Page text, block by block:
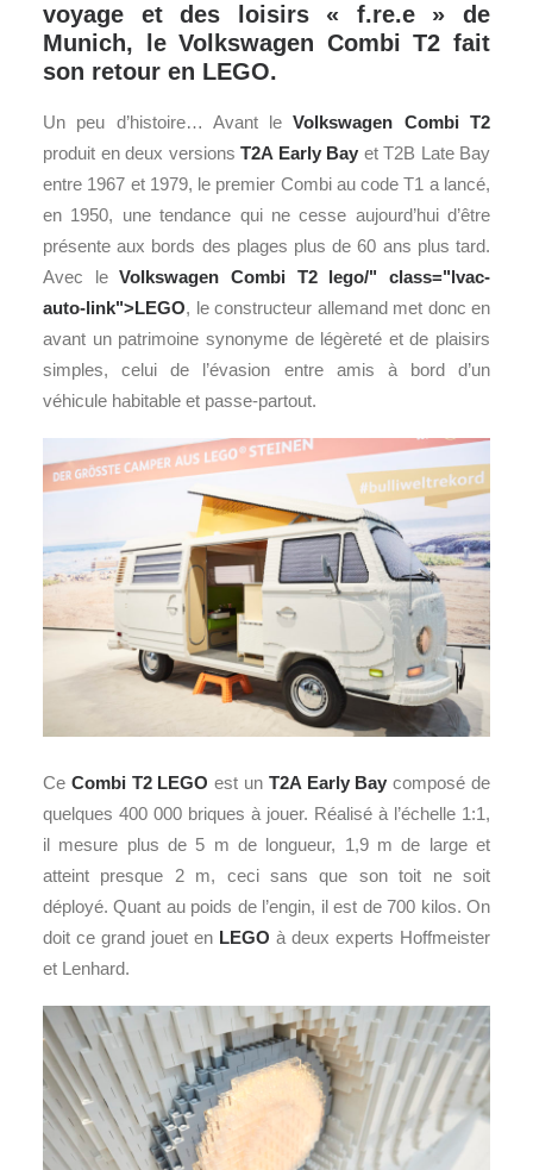
voyage et des loisirs « f.re.e » de
Munich, le Volkswagen Combi T2 fait
son retour en LEGO.
Un peu d’histoire… Avant leVolkswagen Combi T2
produit en deux versions T2A Early Bay et T2B Late Bay
entre 1967 et 1979, le premier Combi au code T1 a lancé,
en 1950, une tendance qui ne cesse aujourd’hui d’être
présente aux bords des plages plus de 60 ans plus tard.
Avec leVolkswagen Combi T2 lego/" class="lvac-
auto-link">LEGO, le constructeur allemand met donc en
avant un patrimoine synonyme de légèreté et de plaisirs
simples, celui de l’évasion entre amis à bord d’un
véhicule habitable et passe-partout.
Ce Combi T2 LEGO est un T2A Early Bay composé de
quelques 400 000 briques à jouer. Réalisé à l’échelle 1:1,
il mesure plus de 5 m de longueur, 1,9 m de large et
atteint presque 2 m, ceci sans que son toit ne soit
déployé. Quant au poids de l’engin, il est de 700 kilos. On
doit ce grand jouet en LEGO à deux experts Hoffmeister
et Lenhard.